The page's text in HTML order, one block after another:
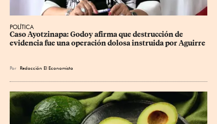
POLÍTICA
Caso Ayotzinapa: Godoy afirma que destrucción de
evidencia fue una operación dolosa instruida por Aguirre
Por Redacción El Economista